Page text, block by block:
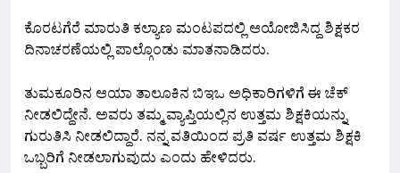
ಕೊರಟಗೆರೆ ಮಾರುತಿ ಕಲ್ಯಾಣ ಮಂಟಪದಲ್ಲಿ ಆಯೋಜಿಸಿದ್ದ ಶಿಕ್ಷಕರ
ದಿನಾಚರಣೆಯಲ್ಲಿ ಪಾಲ್ಗೊಂಡು ಮಾತನಾಡಿದರು.
ತುಮಕೂರಿನ ಆಯಾ ತಾಲೂಕಿನ ಬಿಇಒ ಅಧಿಕಾರಿಗಳಿಗೆ ಈ ಚೆಕ್
ನೀಡಲಿದ್ದೇನೆ. ಅವರು ತಮ್ಮ ವ್ಯಾಪ್ತಿಯಲ್ಲಿನ ಉತ್ತಮ ಶಿಕ್ಷಕಿಯನ್ನು
ಗುರುತಿಸಿ ನೀಡಲಿದ್ದಾರೆ. ನನ್ನ ವತಿಯಿಂದ ಪ್ರತಿ ವರ್ಷ ಉತ್ತಮ‌ ಶಿಕ್ಷಕಿ
ಒಬ್ಬರಿಗೆ ನೀಡಲಾಗುವುದು ಎಂದು ಹೇಳಿದರು.